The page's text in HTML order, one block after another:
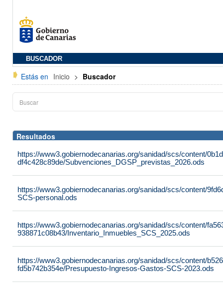
BUSCADOR
Estás en Inicio > Buscador
Resultados
https://www3.gobiernodecanarias.org/sanidad/scs/content/
df4c428c89de/Subvenciones_DGSP_previstas_2026.ods
https://www3.gobiernodecanarias.org/sanidad/scs/content/
SCS-personal.ods
https://www3.gobiernodecanarias.org/sanidad/scs/content/
938871c08b43/Inventario_Inmuebles_SCS_2025.ods
https://www3.gobiernodecanarias.org/sanidad/scs/content/
fd5b742b354e/Presupuesto-Ingresos-Gastos-SCS-2023.ods